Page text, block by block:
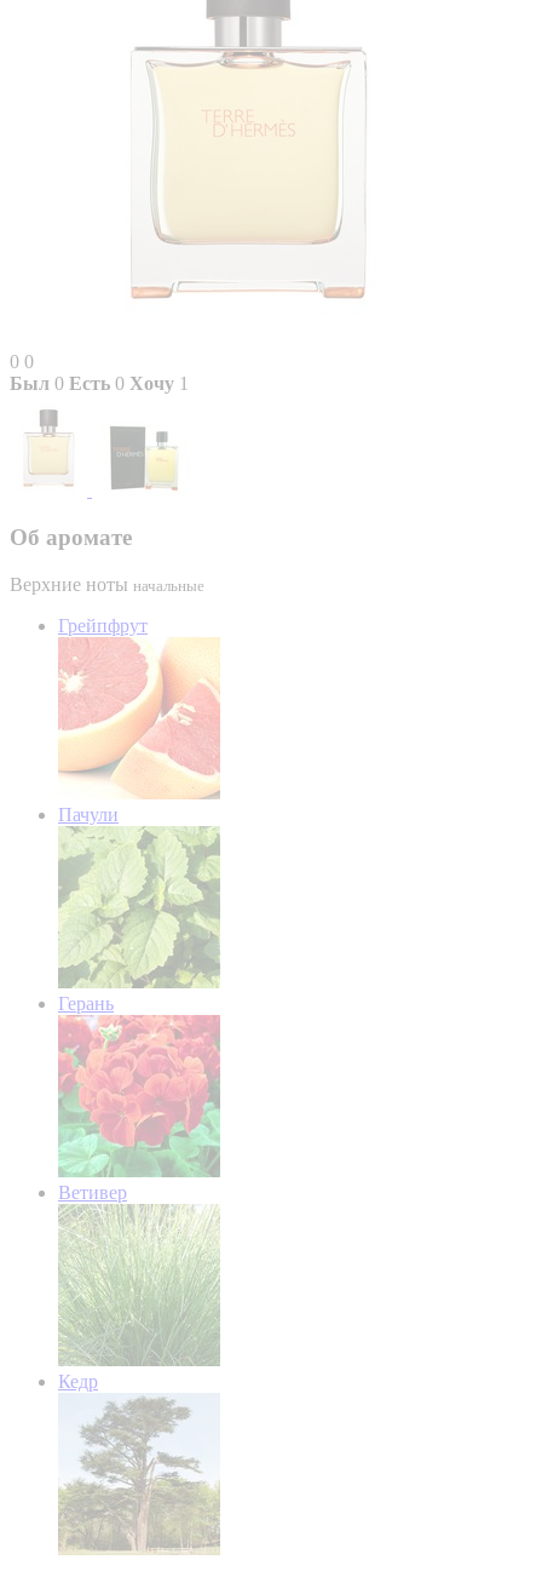
0 0
Был 0 Есть 0 Хочу 1
Об аромате
Верхние ноты начальные
Грейпфрут
Пачули
Герань
Ветивер
Кедр